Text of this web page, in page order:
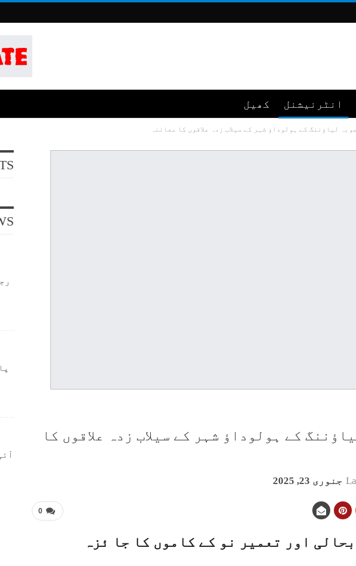
انٹرنیشنل کھیل
لیاؤننگ کے ہولوداؤ شہر کے سیلاب زدہ علاقوں کا معائنہ
کے ہولوداؤ شہر کے سیلاب زدہ علاقوں کا
جنوری 23, 2025
0
اور تعمیر نو کے کاموں کا جا ئزہ